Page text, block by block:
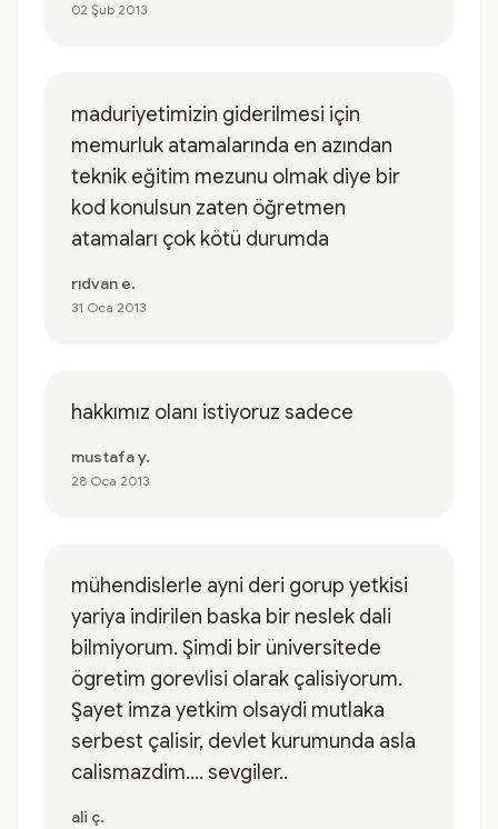
02 Şub 2013
maduriyetimizin giderilmesi için
memurluk atamalarında en azından
teknik eğitim mezunu olmak diye bir
kod konulsun zaten öğretmen
atamaları çok kötü durumda
rıdvan e.
31 Oca 2013
hakkımız olanı istiyoruz sadece
mustafa y.
28 Oca 2013
mühendislerle ayni deri gorup yetkisi
yariya indirilen baska bir neslek dali
bilmiyorum. Şimdi bir üniversitede
ögretim gorevlisi olarak çalisiyorum.
Şayet imza yetkim olsaydi mutlaka
serbest çalisir, devlet kurumunda asla
calismazdim.... sevgiler..
ali ç.